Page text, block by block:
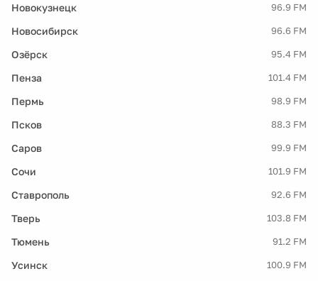
Новокузнецк 96.9 FM
Новосибирск 96.6 FM
Озёрск 95.4 FM
Пенза 101.4 FM
Пермь 98.9 FM
Псков 88.3 FM
Саров 99.9 FM
Сочи 101.9 FM
Ставрополь 92.6 FM
Тверь 103.8 FM
Тюмень 91.2 FM
Усинск 100.9 FM